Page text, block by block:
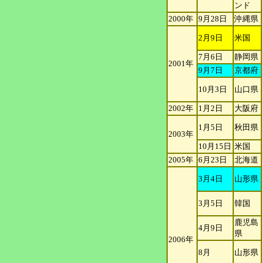
ン ド
2000年 9月28日 沖縄県
2001年
2月9日 米国
7月6日 静岡県
9月7日
京都府
10月3日 山口県
2002年 1月2日 大阪府
2003年
1月5日 秋田県
10月15日 米国
2005年 6月23日 北海道
2006年
3月4日 山形県
3月5日 韓国
4月9日
鹿児島
県
8月 山形県